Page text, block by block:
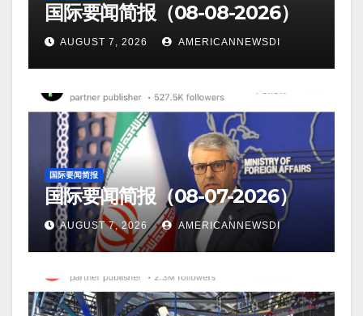
国际要闻简报（08-08-2026）
AUGUST 7, 2026 AMERICANNEWSDI
国际要闻简报
国际要闻简报（08-07-2026）
AUGUST 7, 2026 AMERICANNEWSDI